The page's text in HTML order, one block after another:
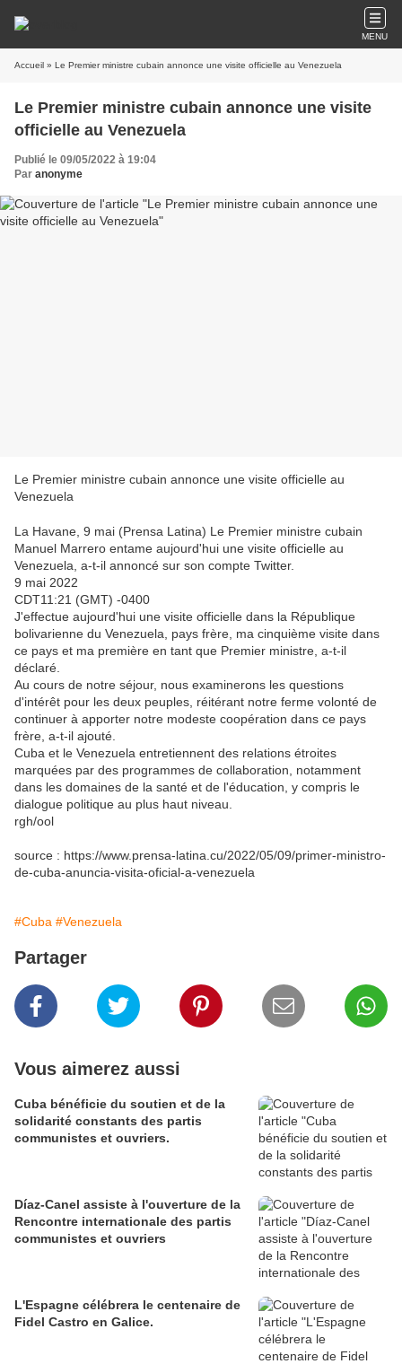
MENU
Accueil » Le Premier ministre cubain annonce une visite officielle au Venezuela
Le Premier ministre cubain annonce une visite
officielle au Venezuela
Publié le 09/05/2022 à 19:04
Par anonyme
Le Premier ministre cubain annonce une visite officielle au
Venezuela
La Havane, 9 mai (Prensa Latina) Le Premier ministre cubain
Manuel Marrero entame aujourd'hui une visite officielle au
Venezuela, a-t-il annoncé sur son compte Twitter.
9 mai 2022
CDT11:21 (GMT) -0400
J'effectue aujourd'hui une visite officielle dans la République
bolivarienne du Venezuela, pays frère, ma cinquième visite dans
ce pays et ma première en tant que Premier ministre, a-t-il
déclaré.
Au cours de notre séjour, nous examinerons les questions
d'intérêt pour les deux peuples, réitérant notre ferme volonté de
continuer à apporter notre modeste coopération dans ce pays
frère, a-t-il ajouté.
Cuba et le Venezuela entretiennent des relations étroites
marquées par des programmes de collaboration, notamment
dans les domaines de la santé et de l'éducation, y compris le
dialogue politique au plus haut niveau.
rgh/ool
source : https://www.prensa-latina.cu/2022/05/09/primer-ministro-
de-cuba-anuncia-visita-oficial-a-venezuela
#Cuba #Venezuela
Partager
Vous aimerez aussi
Cuba bénéficie du soutien et de la
solidarité constants des partis
communistes et ouvriers.
Díaz-Canel assiste à l'ouverture de la
Rencontre internationale des partis
communistes et ouvriers
L'Espagne célébrera le centenaire de
Fidel Castro en Galice.